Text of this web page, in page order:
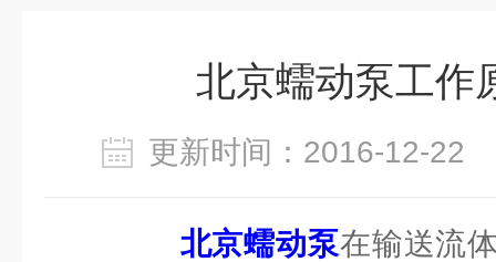
北京蠕动泵工作
更新时间：2016-12-
北京蠕动泵在输送流